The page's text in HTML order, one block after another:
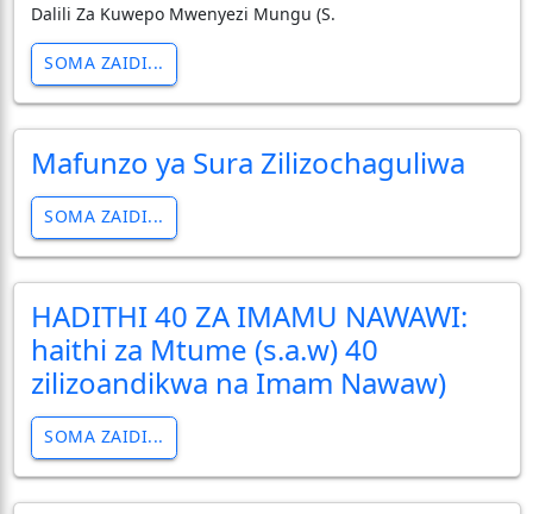
Dalili Za Kuwepo Mwenyezi Mungu (S.
SOMA ZAIDI...
Mafunzo ya Sura Zilizochaguliwa
SOMA ZAIDI...
HADITHI 40 ZA IMAMU NAWAWI:
haithi za Mtume (s.a.w) 40
zilizoandikwa na Imam Nawaw)
SOMA ZAIDI...